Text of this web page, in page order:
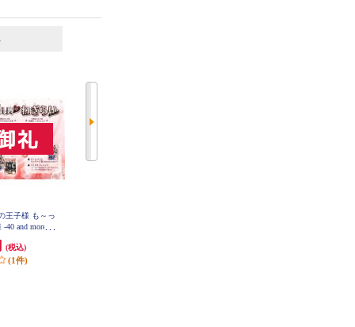
王子様 も～っ
and more...
ション
(税込)
(1件)